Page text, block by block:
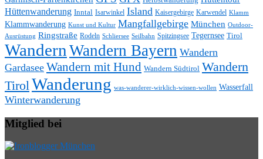
Hüttenwanderung Inntal Isarwinkel Island Kaisergebirge Karwendel Klamm
Klammwanderung Kunst und Kultur Mangfallgebirge München Outdoor-
Ausrüstung Ringstraße Rodeln Schliersee Seilbahn Spitzingsee Tegernsee Tirol
Wandern Wandern Bayern Wandern
Gardasee Wandern mit Hund Wandern Südtirol Wandern
TirolWanderung was-wanderer-wirklich-wissen-wollen Wasserfall
Winterwanderung
Mitglied bei